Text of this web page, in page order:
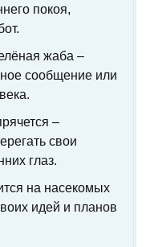
покоя,
жаба –
сообщение или
–
свои
глаз.
на насекомых
идей и планов